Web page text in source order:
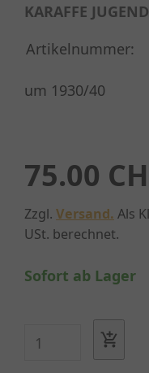
KARAFFE
Artikelnummer:
um 1930/40
75.00
Zzgl. Versand. Als
USt. berechnet.
Sofort ab Lager